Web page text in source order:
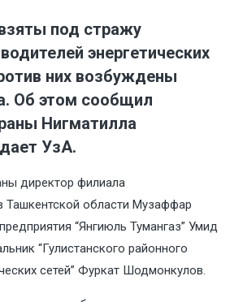
под стражу
энергетических
них возбуждены
Об этом сообщил
Нигматилла
УзА.
директор филиала
Ташкентской области Музаффар
“Янгиюль Тумангаз” Умид
“Гулистанского районного
сетей” Фуркат Шодмонкулов.